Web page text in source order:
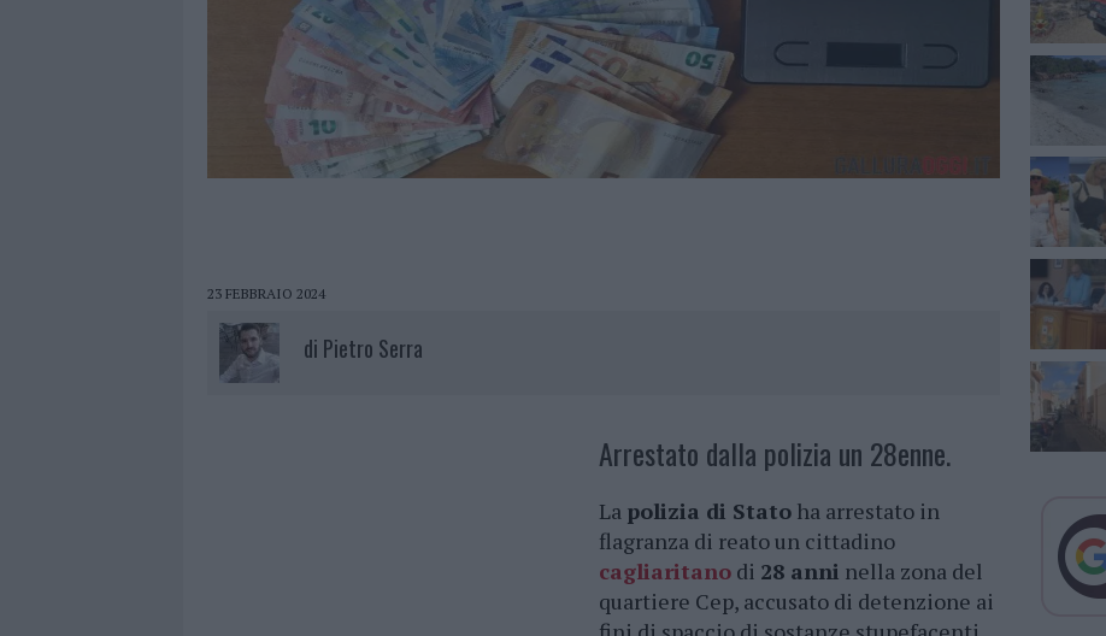
23 FEBBRAIO 2024
di Pietro Serra
Arrestato dalla polizia un 28enne.
La polizia di Stato ha arrestato in
flagranza di reato un cittadino
cagliaritano di 28 anni nella zona del
quartiere Cep, accusato di detenzione ai